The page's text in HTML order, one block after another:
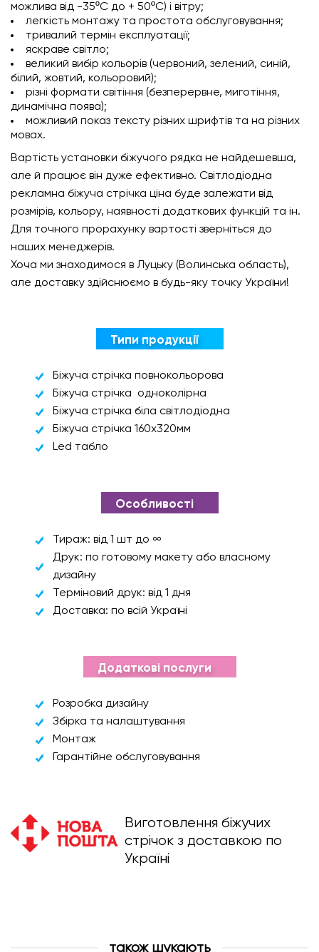
можлива від -35ºС до + 50ºС) і вітру;
легкість монтажу та простота обслуговування;
тривалий термін експлуатації;
яскраве світло;
великий вибір кольорів (червоний, зелений, синій,
білий, жовтий, кольоровий);
різні формати світіння (безперервне, миготіння,
динамічна поява);
можливий показ тексту різних шрифтів та на різних
мовах.
Вартість установки біжучого рядка не найдешевша,
але й працює він дуже ефективно. Світлодіодна
рекламна біжуча стрічка ціна буде залежати від
розмірів, кольору, наявності додаткових функцій та ін.
Для точного прорахунку вартості зверніться до
наших менеджерів.
Хоча ми знаходимося в Луцьку (Волинська область),
але доставку здійснюємо в будь-яку точку України!
Типи продукції
Біжуча стрічка повнокольорова
Біжуча стрічка одноколірна
Біжуча стрічка біла світлодіодна
Біжуча стрічка 160х320мм
Led табло
Особливості
Тираж: від 1 шт до ∞
Друк: по готовому макету або власному
дизайну
Терміновий друк: від 1 дня
Доставка: по всій Україні
Додаткові послуги
Розробка дизайну
Збірка та налаштування
Монтаж
Гарантійне обслуговування
Виготовлення біжучих
стрічок з доставкою по
Україні
також шукають